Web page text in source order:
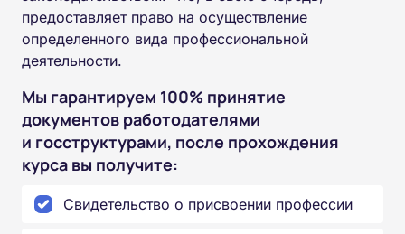
предоставляет право на осуществление
определенного вида профессиональной
деятельности.
Мы гарантируем 100% принятие
документов работодателями
и госструктурами, после прохождения
курса вы получите:
Свидетельство о присвоении профессии